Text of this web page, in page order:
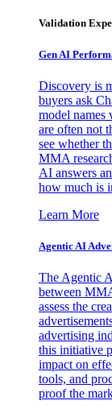
Validation
Gen AI
Discovery is
buyers ask
model names
are often not
see whether
MMA
AI answers
how much is
Learn More
Agentic AI
The Agentic
between
assess the
advertising
this initiative
impact on
tools, and
proof the